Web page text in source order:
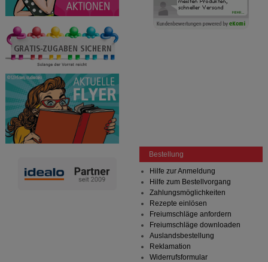
Bestellung
Hilfe zur Anmeldung
Hilfe zum Bestellvorgang
Zahlungsmöglichkeiten
Rezepte einlösen
Freiumschläge anfordern
Freiumschläge downloaden
Auslandsbestellung
Reklamation
Widerrufsformular